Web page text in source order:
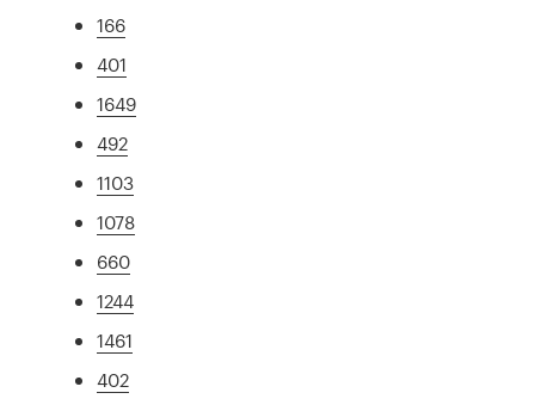
166
401
1649
492
1103
1078
660
1244
1461
402